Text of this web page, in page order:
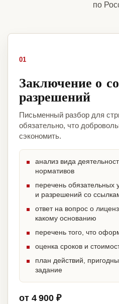
по
01
Заключение о
разрешений
Письменный разбор для
обязательно, что
сэкономить.
анализ вида
нормативов
перечень обязательных
и разрешений со
ответ на вопрос о
какому основанию
перечень того, что
оценка сроков и
план действий,
задание
от 4 900 ₽